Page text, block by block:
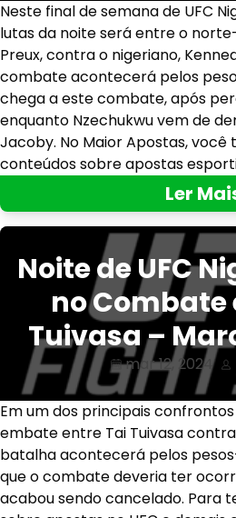
Neste final de semana de UFC
lutas da noite será entre o
Preux, contra o nigeriano,
combate acontecerá pelos
chega a este combate, após
enquanto Nzechukwu vem de
Jacoby. No Maior Apostas, você
conteúdos sobre apostas
Ler
Noite de UFC
no Combate
Tuivasa –
mar 12, 2024
Em um dos principais
embate entre Tai Tuivasa
batalha acontecerá pelos
que o combate deveria ter
acabou sendo cancelado. Para